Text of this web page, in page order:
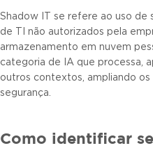
Shadow IT se refere ao uso de
de TI não autorizados pela
armazenamento em nuvem
categoria de IA que processa,
outros contextos, ampliando
segurança.
Como identificar